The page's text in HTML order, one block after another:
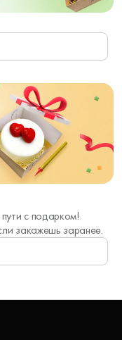
с подарком!
закажешь заранее.
и предъявлении
до и после
бокс.
только один